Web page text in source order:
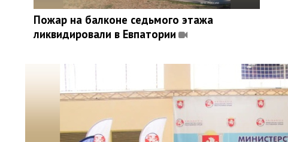
Пожар на балконе седьмого этажа
ликвидировали в Евпатории